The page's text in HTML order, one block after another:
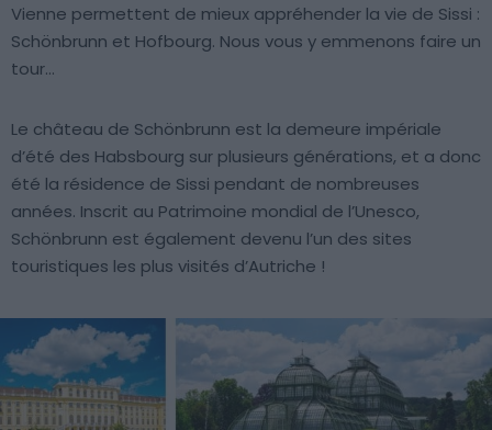
Vienne permettent de mieux appréhender la vie de Sissi :
Schönbrunn et Hofbourg. Nous vous y emmenons faire un
tour…
Le château de Schönbrunn est la demeure impériale
d’été des Habsbourg sur plusieurs générations, et a donc
été la résidence de Sissi pendant de nombreuses
années. Inscrit au Patrimoine mondial de l’Unesco,
Schönbrunn est également devenu l’un des sites
touristiques les plus visités d’Autriche !